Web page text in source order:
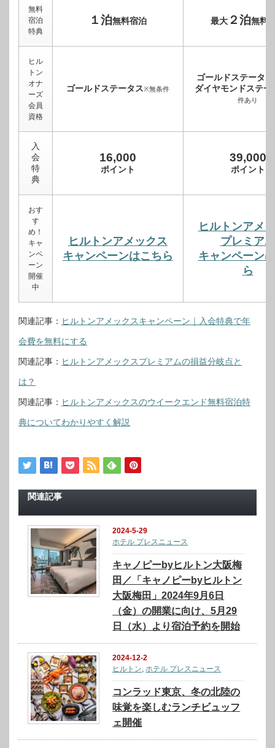
無料
宿泊
特典
１泊無料宿泊 最大２泊無料
ヒル
トン
オナ
ーズ
会員
資格
ゴールドステータス※無条件
ゴールドステータス
ダイヤモンドステー
件あり
入
会
特
典
16,000
ポイント
39,000
ポイント
おす
す
め！
キャ
ンペ
ーン
開催
中
ヒルトンアメックス
キャンペーンはこちら
ヒルトンアメ
プレミアム
キャンペーン
ら
関連記事： ヒルトンアメックスキャンペーン｜入会特典で年
会費を無料にする
関連記事： ヒルトンアメックスプレミアムの損益分岐点と
は？
関連記事： ヒルトンアメックスのウイークエンド無料宿泊特
典についてわかりやすく解説
関連記事
2024-5-29
ホテル プレスニュース
キャノピーbyヒルトン大阪梅
田／「キャノピーbyヒルトン
大阪梅田」2024年9月6日
（金）の開業に向け、5月29
日（水）より宿泊予約を開始
2024-12-2
ヒルトン,ホテル プレスニュース
コンラッド東京、冬の北陸の
味覚を楽しむランチビュッフ
ェ開催